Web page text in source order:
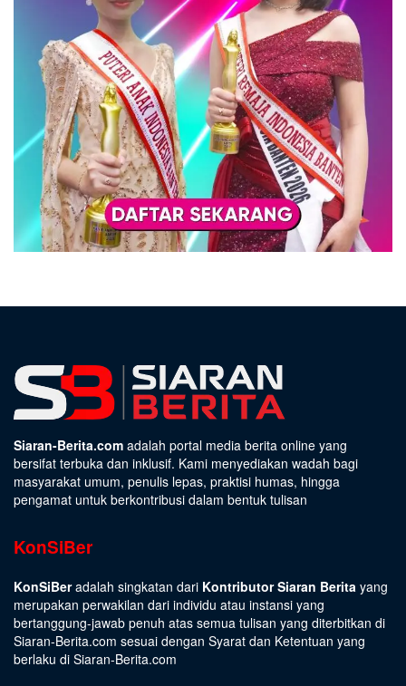
Siaran-Berita.com adalah portal media berita online yang
bersifat terbuka dan inklusif. Kami menyediakan wadah bagi
masyarakat umum, penulis lepas, praktisi humas, hingga
pengamat untuk berkontribusi dalam bentuk tulisan
KonSiBer
KonSiBeradalah singkatan dari Kontributor Siaran Berita yang
merupakan perwakilan dari individu atau instansi yang
bertanggung-jawab penuh atas semua tulisan yang diterbitkan di
Siaran-Berita.com sesuai dengan Syarat dan Ketentuan yang
berlaku di Siaran-Berita.com